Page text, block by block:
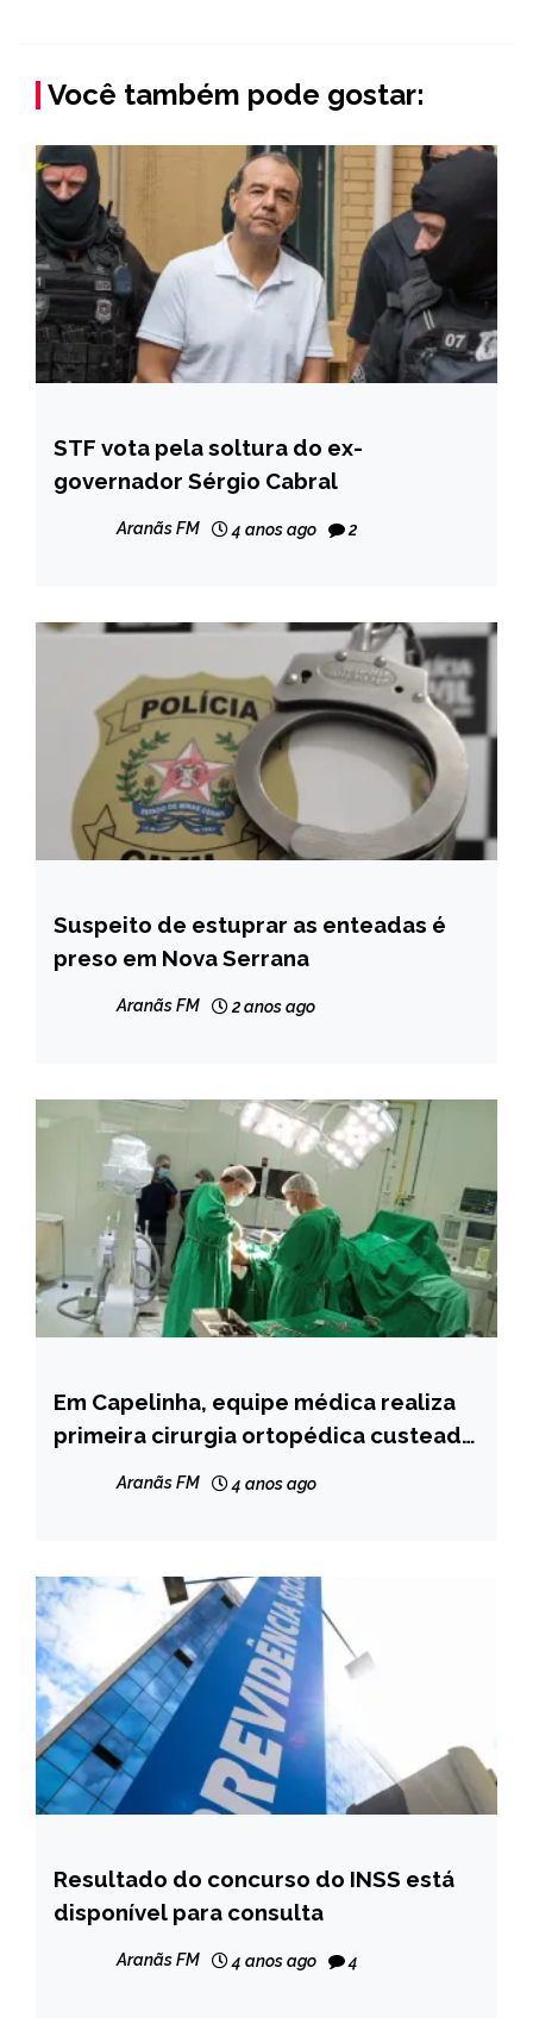
Você também pode gostar:
BRASIL
NOTÍCIAS
STF vota pela soltura do ex-
governador Sérgio Cabral
Aranãs FM 4 anos ago 2
MINAS
GERAIS
NOTÍCIAS
Suspeito de estuprar as enteadas é
preso em Nova Serrana
Aranãs FM 2 anos ago
CAPELINHA
NOTÍCIAS
Em Capelinha, equipe médica realiza
primeira cirurgia ortopédica custeada
Aranãs FM 4 anos ago
BRASIL
NOTÍCIAS
Resultado do concurso do INSS está
disponível para consulta
Aranãs FM 4 anos ago 4